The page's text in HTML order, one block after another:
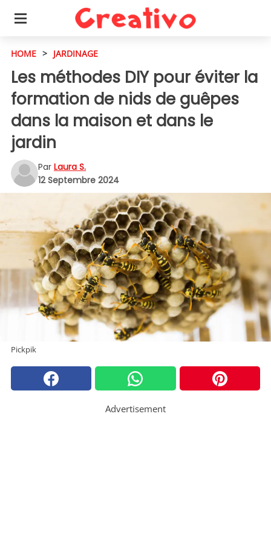
HOME > JARDINAGE
Les méthodes DIY pour éviter la
formation de nids de guêpes
dans la maison et dans le
jardin
Par Laura S.
12 Septembre 2024
Pickpik
Advertisement